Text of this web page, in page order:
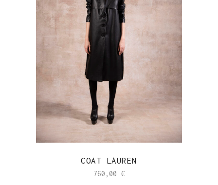
COAT LAUREN
760,00 €